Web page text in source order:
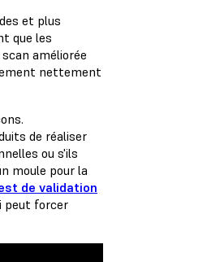
et plus
que les
améliorée
nettement
de réaliser
ou s'ils
moule pour la
de validation
peut forcer